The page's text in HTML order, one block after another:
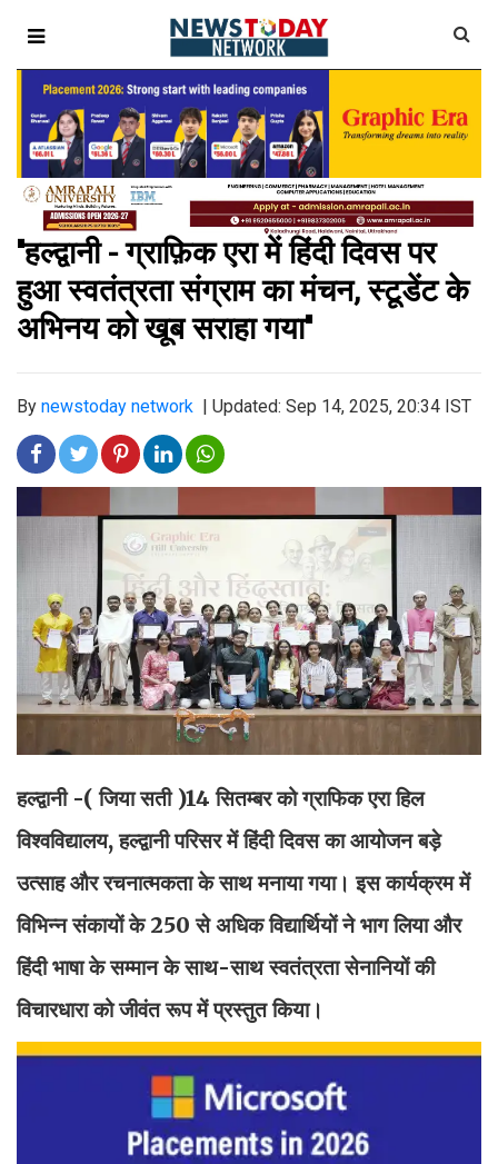
''हल्द्वानी - ग्राफ़िक एरा में हिंदी दिवस पर
हुआ स्वतंत्रता संग्राम का मंचन, स्टूडेंट के
अभिनय को खूब सराहा गया''
By newstoday network Updated: Sep 14, 2025, 20:34 IST
हल्द्वानी -( जिया सती)14 सितम्बर को ग्राफिक एरा हिल
विश्वविद्यालय, हल्द्वानी परिसर में हिंदी दिवस का आयोजन बड़े
उत्साह और रचनात्मकता के साथ मनाया गया। इस कार्यक्रम में
विभिन्न संकायों के 250 से अधिक विद्यार्थियों ने भाग लिया और
हिंदी भाषा के सम्मान के साथ-साथ स्वतंत्रता सेनानियों की
विचारधारा को जीवंत रूप में प्रस्तुत किया।